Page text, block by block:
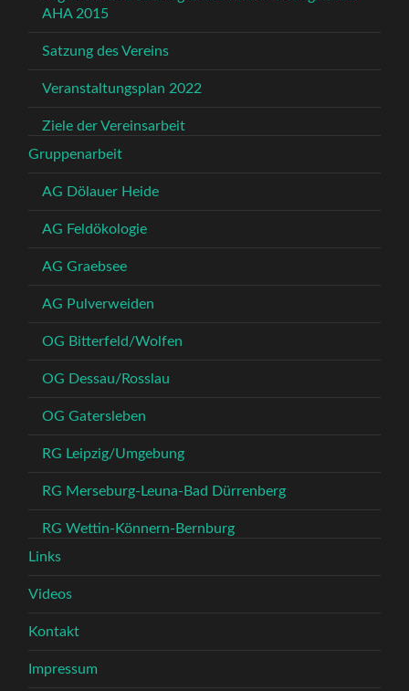
AHA 2015
Satzung des Vereins
Veranstaltungsplan 2022
Ziele der Vereinsarbeit
Gruppenarbeit
AG Dölauer Heide
AG Feldökologie
AG Graebsee
AG Pulverweiden
OG Bitterfeld/Wolfen
OG Dessau/Rosslau
OG Gatersleben
RG Leipzig/Umgebung
RG Merseburg-Leuna-Bad Dürrenberg
RG Wettin-Könnern-Bernburg
Links
Videos
Kontakt
Impressum